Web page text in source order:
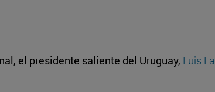
el presidente saliente del Uruguay, Luis